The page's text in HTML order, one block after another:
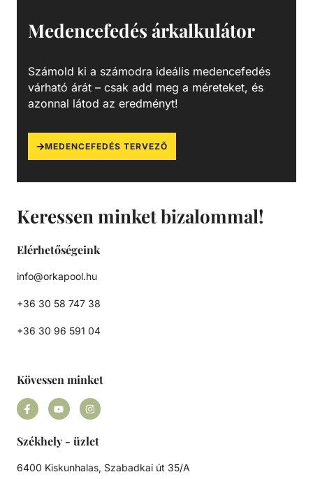
rezgéscsillapítással rendelkező, hőre lágyuló műanyag.
fokozza a tartósságot és szívósságot, a sztirol pedig javítja
a megmunkálhatóságot, csökkenti a költségeket és fényes
felületet biztosít.
Keressen minket bizalommal!
Elérhetőségeink
info@orkapool.hu
+36 30 58 747 38
+36 30 96 591 04
Kövessen minket
Székhely - üzlet
6400 Kiskunhalas, Szabadkai út 35/A
Medencefedés árkalkulátor
Számold ki a számodra ideális medencefedés
várható árát – csak add meg a méreteket, és
azonnal látod az eredményt!
MEDENCEFEDÉS TERVEZŐ